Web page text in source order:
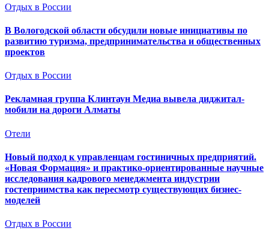
Отдых в России
В Вологодской области обсудили новые инициативы по
развитию туризма, предпринимательства и общественных
проектов
Отдых в России
Рекламная группа Клинтаун Медиа вывела диджитал-
мобили на дороги Алматы
Отели
Новый подход к управленцам гостиничных предприятий.
«Новая Формация» и практико-ориентированные научные
исследования кадрового менеджмента индустрии
гостеприимства как пересмотр существующих бизнес-
моделей
Отдых в России